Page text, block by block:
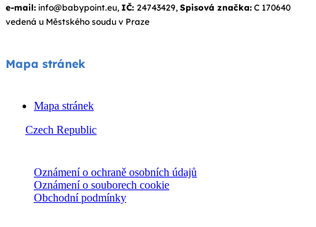
e-mail: info@babypoint.eu, IČ: 24743429, Spisová značka: C 170640
vedená u Městského soudu v Praze
Mapa stránek
Mapa stránek
Czech Republic
Oznámení o ochraně osobních údajů
Oznámení o souborech cookie
Obchodní podmínky